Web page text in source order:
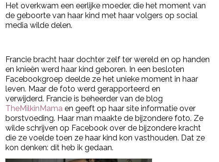
Het overkwam een eerlijke moeder, die het moment van
de geboorte van haar kind met haar volgers op social
media wilde delen.
Francie bracht haar dochter zelf ter wereld en op handen
en knieën werd haar kind geboren. In een besloten
Facebookgroep deelde ze het unieke moment in haar
leven. Maar de foto werd gerapporteerd en
verwijderd. Francie is beheerder van de blog
TheMilkinMama en geeft op haar site informatie over
borstvoeding. Haar man maakte de bijzondere foto. Ze
wilde schrijven op Facebook over de bijzondere kracht
die ze voelde toen ze haar kind kon vasthouden. Dat ze
kon denken: dit heb ik gedaan.